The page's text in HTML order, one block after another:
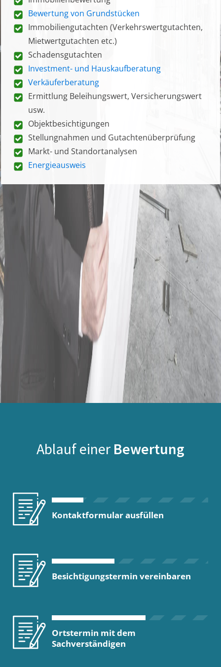
Bewertung von Grundstücken
Immobiliengutachten (Verkehrswertgutachten,
Mietwertgutachten etc.)
Schadensgutachten
Investment- und Hauskaufberatung
Verkäuferberatung
Ermittlung Beleihungswert, Versicherungswert
usw.
Objektbesichtigungen
Stellungnahmen und Gutachtenüberprüfung
Markt- und Standortanalysen
Energieausweis
Ablauf einer Bewertung
Kontaktformular ausfüllen
Besichtigungstermin vereinbaren
Ortstermin mit dem
Sachverständigen